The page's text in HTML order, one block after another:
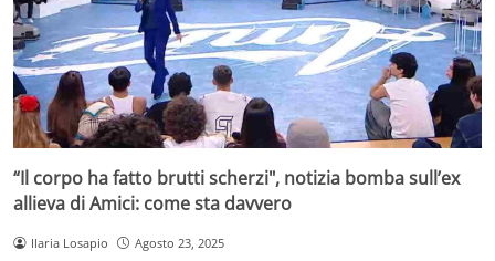
“Il corpo ha fatto brutti scherzi", notizia bomba sull’ex
allieva di Amici: come sta davvero
Ilaria Losapio Agosto 23, 2025